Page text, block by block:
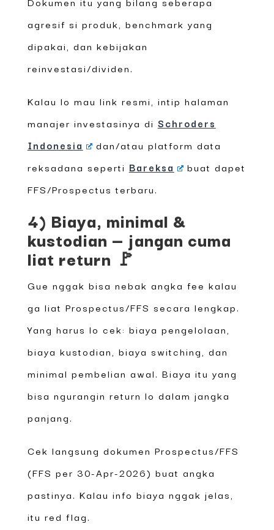
agresif si produk, benchmark yang
dipakai, dan kebijakan
reinvestasi/dividen.
Kalau lo mau link resmi, intip halaman
manajer investasinya di Schroders
Indonesia
dan/atau platform data
reksadana seperti Bareksa
buat dapet
FFS/Prospectus terbaru.
4) Biaya, minimal &
kustodian — jangan cuma
liat return 🚩
Gue nggak bisa nebak angka fee kalau
ga liat Prospectus/FFS secara lengkap.
Yang harus lo cek: biaya pengelolaan,
biaya kustodian, biaya switching, dan
minimal pembelian awal. Biaya itu yang
bisa ngurangin return lo dalam jangka
panjang.
Cek langsung dokumen Prospectus/FFS
(FFS per 30-Apr-2026) buat angka
pastinya. Kalau info biaya nggak jelas,
itu red flag.